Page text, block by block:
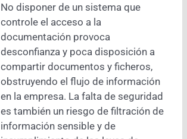
No disponer de un sistema que
controle el acceso a la
documentación provoca
desconfianza y poca disposición a
compartir documentos y ficheros,
obstruyendo el flujo de información
en la empresa. La falta de seguridad
es también un riesgo de filtración de
información sensible y de